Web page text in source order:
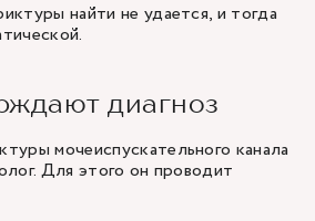
найти не удается, и тогда
диагноз
мочеиспускательного канала
Для этого он проводит